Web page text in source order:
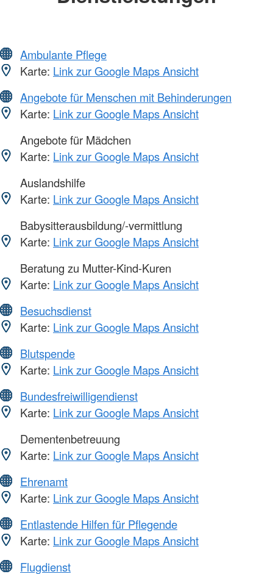
Ambulante Pflege
Karte: Link zur Google Maps Ansicht
Angebote für Menschen mit Behinderungen
Karte: Link zur Google Maps Ansicht
Angebote für Mädchen
Karte: Link zur Google Maps Ansicht
Auslandshilfe
Karte: Link zur Google Maps Ansicht
Babysitterausbildung/-vermittlung
Karte: Link zur Google Maps Ansicht
Beratung zu Mutter-Kind-Kuren
Karte: Link zur Google Maps Ansicht
Besuchsdienst
Karte: Link zur Google Maps Ansicht
Blutspende
Karte: Link zur Google Maps Ansicht
Bundesfreiwilligendienst
Karte: Link zur Google Maps Ansicht
Dementenbetreuung
Karte: Link zur Google Maps Ansicht
Ehrenamt
Karte: Link zur Google Maps Ansicht
Entlastende Hilfen für Pflegende
Karte: Link zur Google Maps Ansicht
Flugdienst